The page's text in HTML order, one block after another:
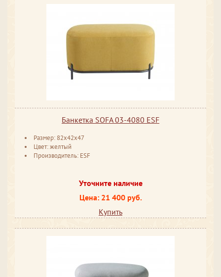
Банкетка SOFA 03-4080 ESF
Размер: 82x42x47
Цвет: желтый
Производитель: ESF
Уточните наличие
Цена: 21 400 руб.
Купить